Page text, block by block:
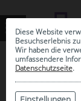
Diese Website
Besuchserlebnis
Wir haben die
umfassendere
Datenschutzseite.
ARCHIV